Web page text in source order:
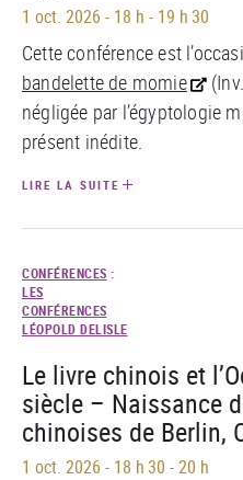
1 oct. 2026 - 18 h - 19 h 30
Cette conférence est
bandelette de momie
négligée par l’égyptologie
présent inédite.
LIRE LA SUITE
CONFÉRENCES :
LES
CONFÉRENCES
LÉOPOLD DELISLE
Le livre chinois et
siècle – Naissance
chinoises de Berlin,
1 oct. 2026 - 18 h 30 - 20 h